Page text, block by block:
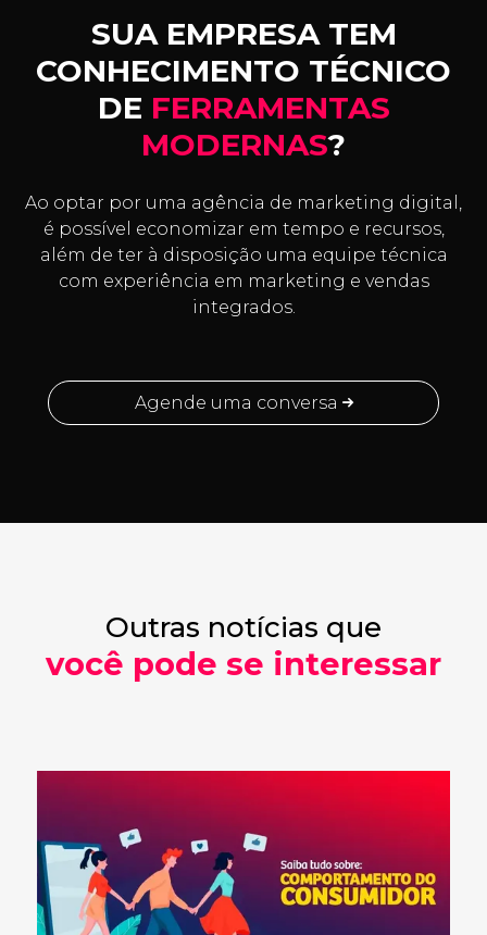
SUA EMPRESA TEM
CONHECIMENTO TÉCNICO
DE FERRAMENTAS
MODERNAS?
Ao optar por uma agência de marketing digital,
é possível economizar em tempo e recursos,
além de ter à disposição uma equipe técnica
com experiência em marketing e vendas
integrados.
Agende uma conversa
Outras notícias que
você pode se interessar